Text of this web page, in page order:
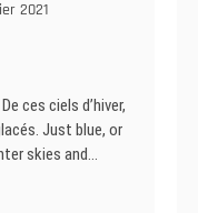
2021
ces ciels d’hiver,
Just blue, or
skies and…